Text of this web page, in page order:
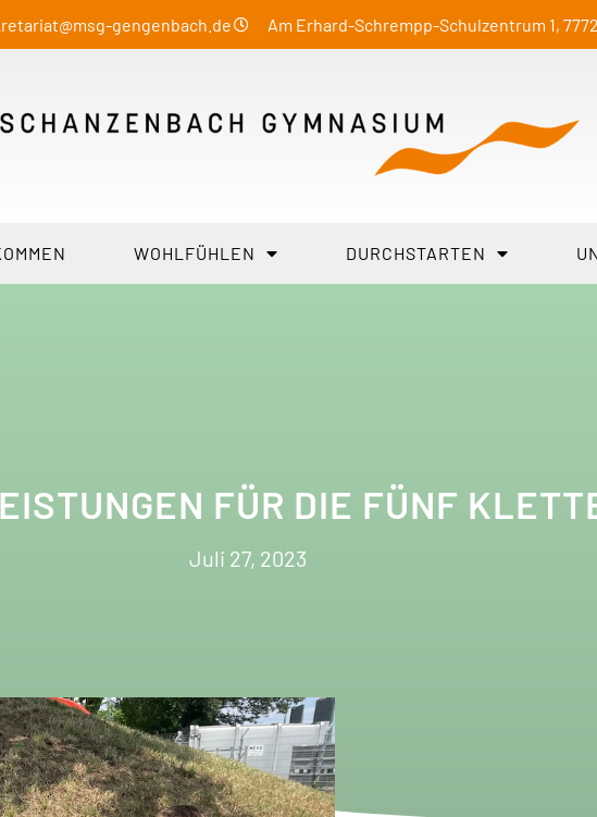
gengenbach.de Am Erhard-Schrempp-Schulzentrum 1,
WOHLFÜHLEN DURCHSTARTEN
FÜR DIE FÜNF
Juli 27, 2023